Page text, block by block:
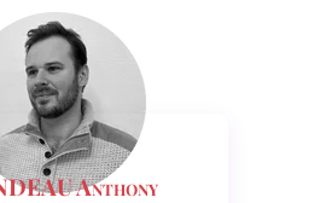
Anthony